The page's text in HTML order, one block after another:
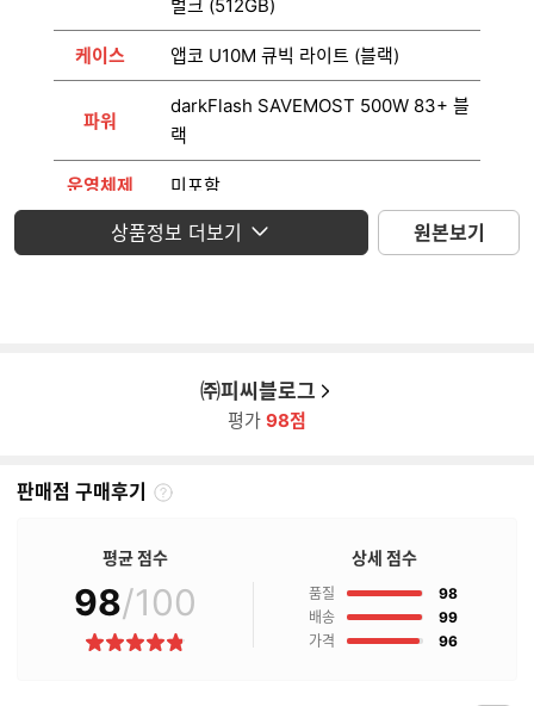
벌크 (512GB)
케이스 앱코 U10M 큐빅 라이트 (블랙)
파워
darkFlash SAVEMOST 500W 83+ 블
랙
운영체제 미포함
모니터 미포함
상품정보 더보기 원본보기
㈜피씨블로그
평가 98점
판매점 구매후기
판
매
후
기
평균 점수
98/100
별
상세 점수
품질 98점
배송
99점
가격
96점